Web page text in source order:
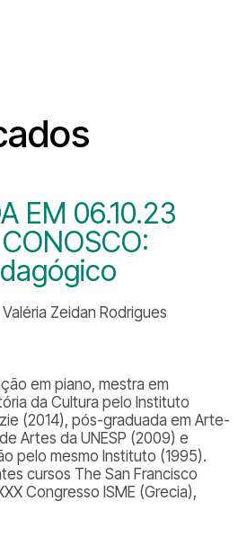
EM 06.10.23
Zeidan Rodrigues
em piano, mestra em
da Cultura pelo Instituto
(2014), pós-graduada em Arte-
Artes da UNESP (2009) e
pelo mesmo Instituto (1995).
cursos The San Francisco
Congresso ISME (Grecia),